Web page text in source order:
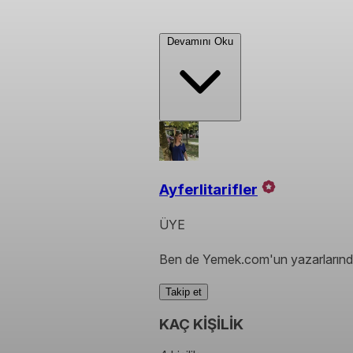
Devamını Oku
Ayferlitarifler
ÜYE
Ben de Yemek.com'un
Takip et
KAÇ KİŞİLİK